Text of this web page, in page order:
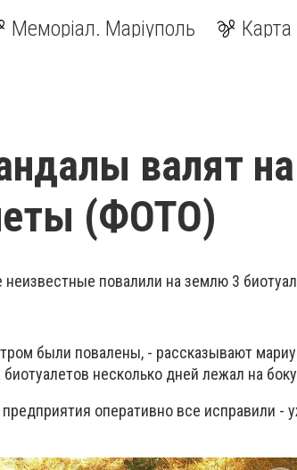
Меморіал. Маріуполь Карта
валят на
(ФОТО)
повалили на землю 3
были повалены, - рассказывают
несколько дней лежал на
оперативно все исправили -